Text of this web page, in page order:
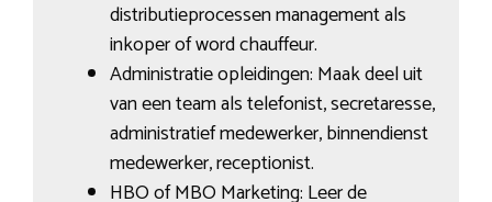
distributieprocessen management als
inkoper of word chauffeur.
Administratie opleidingen: Maak deel uit
van een team als telefonist, secretaresse,
administratief medewerker, binnendienst
medewerker, receptionist.
HBO of MBO Marketing: Leer de